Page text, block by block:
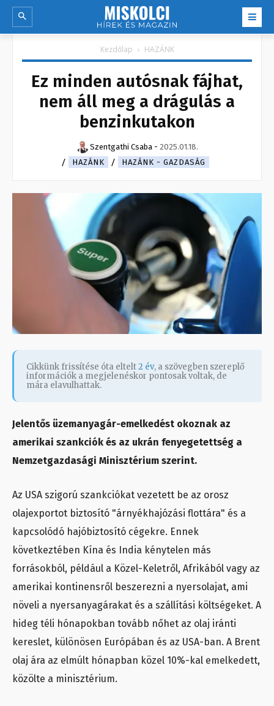
Kezdőlap HAZÁNK
Ez minden autósnak fájhat,
nem áll meg a drágulás a
benzinkutakon
Szentgathi Csaba - 2025.01.18.
HAZÁNK
HAZÁNK - GAZDASÁG
Cikkünk frissítése óta eltelt2 év, a szövegben szereplő
információk a megjelenéskor pontosak voltak, de
mára elavulhattak.
Jelentős üzemanyagár-emelkedést okoznak az
amerikai szankciók és az ukrán fenyegetettség a
Nemzetgazdasági Minisztérium szerint.
Az USA szigorú szankciókat vezetett be az orosz
olajexportot biztosító "árnyékhajózási flottára" és a
kapcsolódó hajóbiztosító cégekre. Ennek
következtében Kína és India kénytelen más
forrásokból, például a Közel-Keletről, Afrikából vagy az
amerikai kontinensről beszerezni a nyersolajat, ami
növeli a nyersanyagárakat és a szállítási költségeket. A
hideg téli hónapokban tovább nőhet az olaj iránti
kereslet, különösen Európában és az USA-ban. A Brent
olaj ára az elmúlt hónapban közel 10%-kal emelkedett,
közölte a minisztérium.